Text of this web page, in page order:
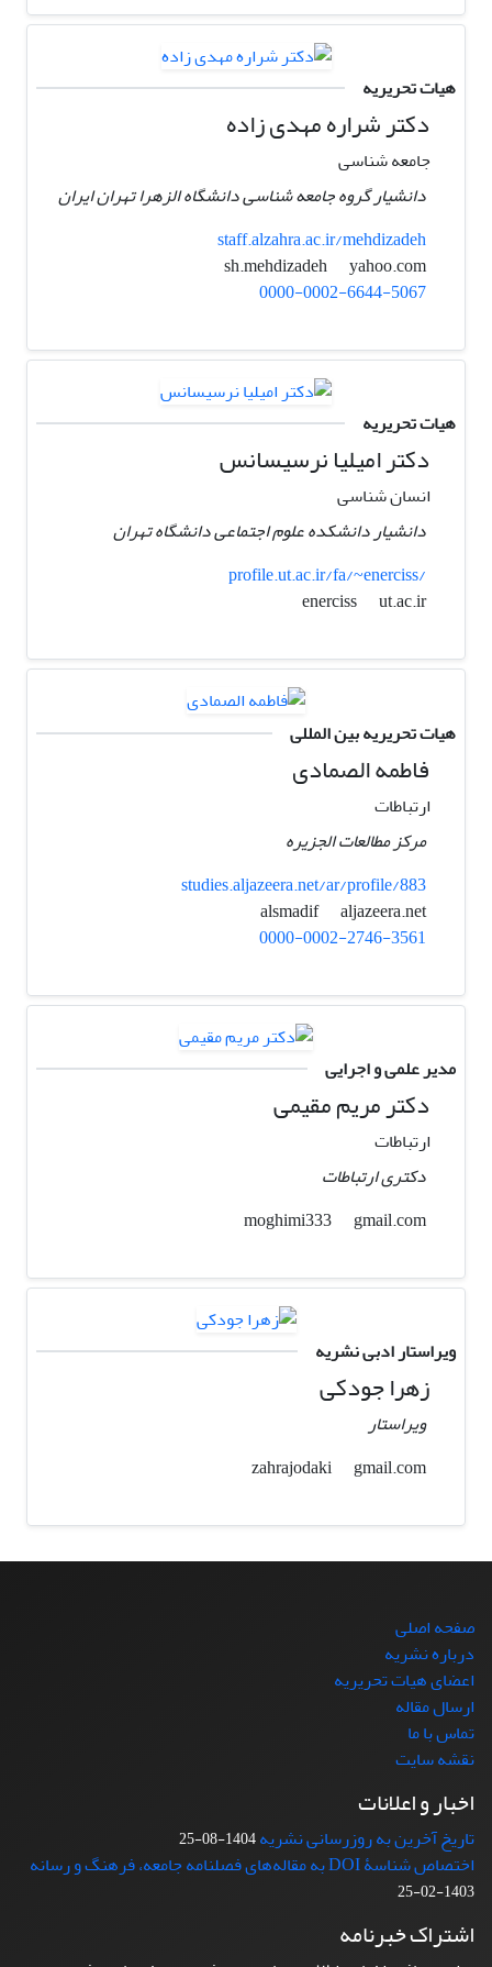
هیات تحریریه
دکتر شراره مهدی زاده
جامعه شناسی
دانشیار گروه جامعه شناسی دانشگاه الزهرا تهران ایران
staff.alzahra.ac.ir/mehdizadeh
yahoo.com
0000-0002-6644-5067
هیات تحریریه
دکتر امیلیا نرسیسانس
انسان شناسی
دانشیار دانشکده علوم اجتماعی دانشگاه تهران
profile.ut.ac.ir/fa/~enerciss/
enerciss
ut.ac.ir
هیات تحریریه بین المللی
فاطمه الصمادی
ارتباطات
مرکز مطالعات الجزیره
studies.aljazeera.net/ar/profile/883
alsmadif
aljazeera.net
0000-0002-2746-3561
مدیر علمی و اجرایی
دکتر مریم مقیمی
ارتباطات
دکتری ارتباطات
gmail.com
ویراستار ادبی نشریه
زهرا جودکی
ویراستار
gmail.com
صفحه اصلی
درباره نشریه
اعضای هیات تحریریه
ارسال مقاله
تماس با ما
نقشه سایت
اخبار و اعلانات
تاریخ آخرین به روزرسانی نشریه1404-08-25
اختصاص شناسۀ DOI به مقاله‌های فصلنامه جامعه، فرهنگ و رسانه
1403-02-25
اشتراک خبرنامه